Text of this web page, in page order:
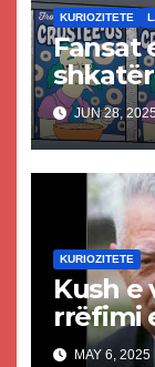
KURIOZITETE
Fansat
JUN 28, 2025
KURIOZITETE
Kush e
rrëfimi
kundër
MAY 6, 2025